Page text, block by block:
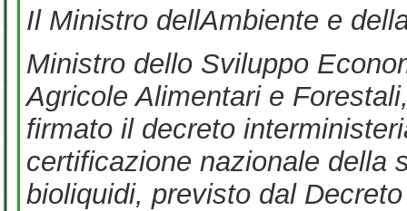
Il Ministro dellAmbiente e
Ministro dello Sviluppo
Agricole Alimentari e
firmato il decreto
certificazione nazionale della
bioliquidi, previsto dal